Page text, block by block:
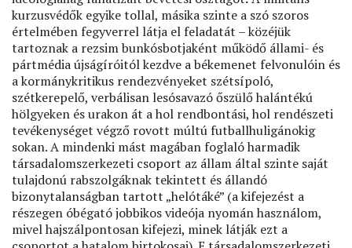
kurzusvédők egyike tollal, másika szinte a szó szoros
értelmében fegyverrel látja el feladatát – közéjük
tartoznak a rezsim bunkósbotjaként működő állami- és
pártmédia újságíróitól kezdve a békemenet felvonulóin és
a kormánykritikus rendezvényeket szétsípoló,
szétkerepelő, verbálisan lesósavazó őszülő halántékú
hölgyeken és urakon át a hol rendbontási, hol rendészeti
tevékenységet végző rovott múltú futballhuligánokig
sokan. A mindenki mást magában foglaló harmadik
társadalomszerkezeti csoport az állam által szinte saját
tulajdonú rabszolgáknak tekintett és állandó
bizonytalanságban tartott „helótáké” (a kifejezést a
részegen óbégató jobbikos videója nyomán használom,
mivel hajszálpontosan kifejezi, minek látják ezt a